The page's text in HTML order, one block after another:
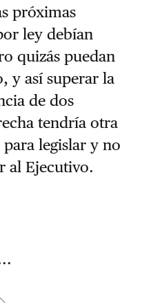
próximas
ley debían
quizás puedan
y así superar la
de dos
tendría otra
legislar y no
al Ejecutivo.